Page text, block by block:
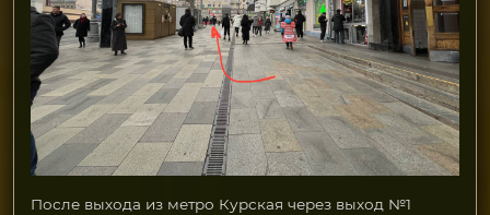
После выхода из метро Курская через выход №1